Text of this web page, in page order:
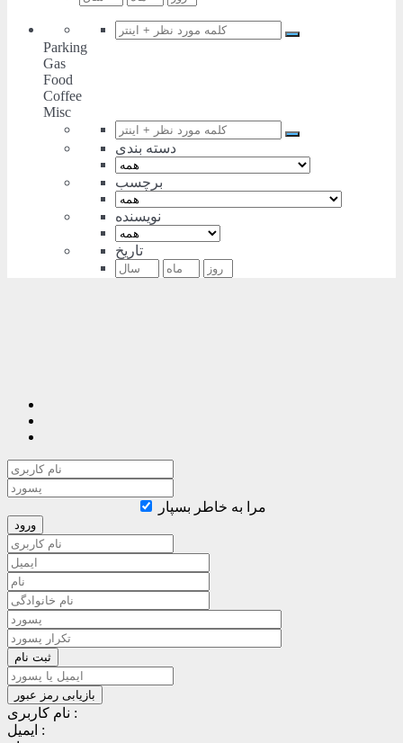
Parking
Gas
Food
Coffee
Misc
دسته بندی
برچسب
نویسنده
تاریخ
مرا به خاطر بسپار
نام کاربری :
ایمیل :